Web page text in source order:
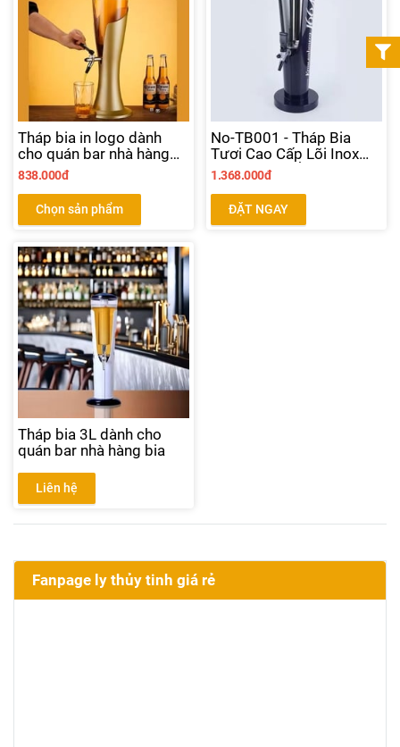
Tháp bia in logo dành
cho quán bar nhà hàng
bia
838.000đ
Chọn sản phẩm
No-TB001 - Tháp Bia
Tươi Cao Cấp Lõi Inox
3L- Nhập Khẩu Trực Tiếp
1.368.000đ
ĐẶT NGAY
Tháp bia 3L dành cho
quán bar nhà hàng bia
Liên hệ
Fanpage ly thủy tinh giá rẻ